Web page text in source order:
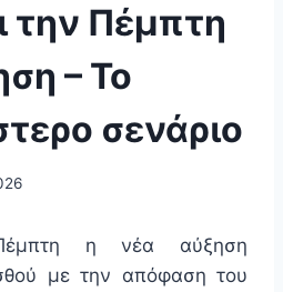
την Πέμπτη
– Το
σενάριο
η νέα αύξηση
με την απόφαση του